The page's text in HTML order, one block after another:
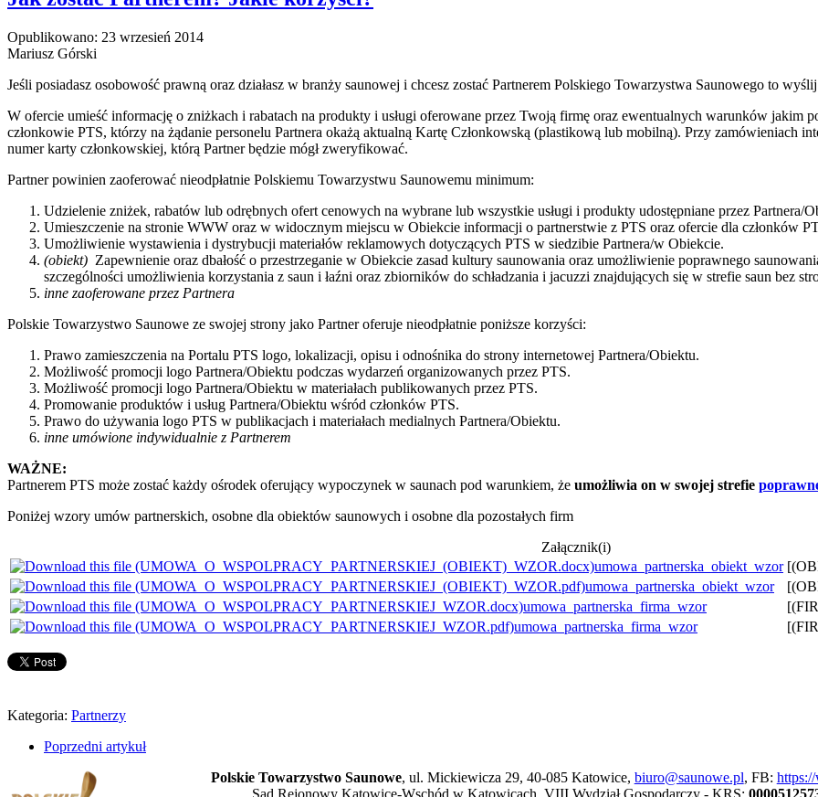
Opublikowano: 23 wrzesień 2014
Mariusz Górski
Jeśli posiadasz osobowość prawną oraz działasz w branży saunowej i chcesz zostać Partnerem Polskiego Towarzystwa Saunowego to
W ofercie umieść informację o zniżkach i rabatach na produkty i usługi oferowane przez Twoją firmę oraz ewentualnych warunków jakim
członkowie PTS, którzy na żądanie personelu Partnera okażą aktualną Kartę Członkowską (plastikową lub mobilną). Przy zamówieniach
numer karty członkowskiej, którą Partner będzie mógł zweryfikować.
Partner powinien zaoferować nieodpłatnie Polskiemu Towarzystwu Saunowemu minimum:
Udzielenie zniżek, rabatów lub odrębnych ofert cenowych na wybrane lub wszystkie usługi i produkty udostępniane przez Partnera/
Umieszczenie na stronie WWW oraz w widocznym miejscu w Obiekcie informacji o partnerstwie z PTS oraz ofercie dla członków
Umożliwienie wystawienia i dystrybucji materiałów reklamowych dotyczących PTS w siedzibie Partnera/w Obiekcie.
(obiekt) Zapewnienie oraz dbałość o przestrzeganie w Obiekcie zasad kultury saunowania oraz umożliwienie poprawnego
szczególności umożliwienia korzystania z saun i łaźni oraz zbiorników do schładzania i jacuzzi znajdujących się w strefie saun bez
inne zaoferowane przez Partnera
Polskie Towarzystwo Saunowe ze swojej strony jako Partner oferuje nieodpłatnie poniższe korzyści:
Prawo zamieszczenia na Portalu PTS logo, lokalizacji, opisu i odnośnika do strony internetowej Partnera/Obiektu.
Możliwość promocji logo Partnera/Obiektu podczas wydarzeń organizowanych przez PTS.
Możliwość promocji logo Partnera/Obiektu w materiałach publikowanych przez PTS.
Promowanie produktów i usług Partnera/Obiektu wśród członków PTS.
Prawo do używania logo PTS w publikacjach i materiałach medialnych Partnera/Obiektu.
inne umówione indywidualnie z Partnerem
WAŻNE:
Partnerem PTS może zostać każdy ośrodek oferujący wypoczynek w saunach pod warunkiem, że umożliwia on w swojej strefie
Poniżej wzory umów partnerskich, osobne dla obiektów saunowych i osobne dla pozostałych firm
Załącznik(i)
umowa_partnerska_obiekt_wzor
umowa_partnerska_obiekt_wzor
umowa_partnerska_firma_wzor
umowa_partnerska_firma_wzor
Kategoria: Partnerzy
Poprzedni artykuł
Polskie Towarzystwo Saunowe, ul. Mickiewicza 29, 40-085 Katowice, biuro@saunowe.pl, FB:
Sąd Rejonowy Katowice-Wschód w Katowicach, VIII Wydział Gospodarczy - KRS: